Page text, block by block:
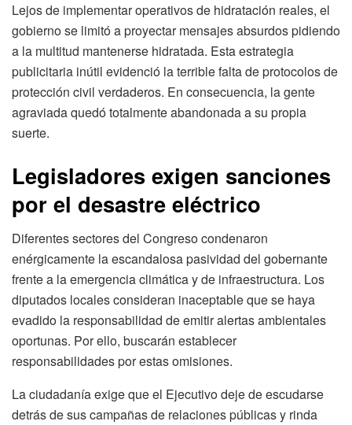
Lejos de implementar operativos de hidratación reales, el
gobierno se limitó a proyectar mensajes absurdos pidiendo
a la multitud mantenerse hidratada. Esta estrategia
publicitaria inútil evidenció la terrible falta de protocolos de
protección civil verdaderos. En consecuencia, la gente
agraviada quedó totalmente abandonada a su propia
suerte.
Legisladores exigen sanciones
por el desastre eléctrico
Diferentes sectores del Congreso condenaron
enérgicamente la escandalosa pasividad del gobernante
frente a la emergencia climática y de infraestructura. Los
diputados locales consideran inaceptable que se haya
evadido la responsabilidad de emitir alertas ambientales
oportunas. Por ello, buscarán establecer
responsabilidades por estas omisiones.
La ciudadanía exige que el Ejecutivo deje de escudarse
detrás de sus campañas de relaciones públicas y rinda